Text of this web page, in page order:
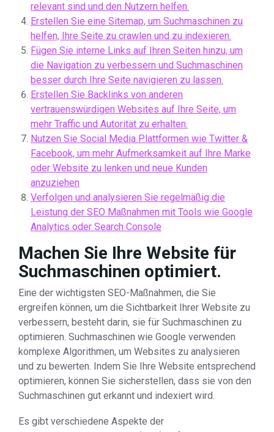
relevant sind und den Nutzern helfen.
Erstellen Sie eine Sitemap, um Suchmaschinen zu
helfen, Ihre Seite zu crawlen und zu indexieren.
Fügen Sie interne Links auf Ihren Seiten hinzu, um
die Navigation zu verbessern und Suchmaschinen
besser durch Ihre Seite navigieren zu lassen.
Erstellen Sie Backlinks von anderen
vertrauenswürdigen Websites auf Ihre Seite, um
mehr Traffic und Autorität zu erhalten.
Nutzen Sie Social Media Plattformen wie Twitter &
Facebook, um mehr Aufmerksamkeit auf Ihre Marke
oder Website zu lenken und neue Kunden
anzuziehen
Verfolgen und analysieren Sie regelmäßig die
Leistung der SEO Maßnahmen mit Tools wie Google
Analytics oder Search Console
Machen Sie Ihre Website für
Suchmaschinen optimiert.
Eine der wichtigsten SEO-Maßnahmen, die Sie
ergreifen können, um die Sichtbarkeit Ihrer Website zu
verbessern, besteht darin, sie für Suchmaschinen zu
optimieren. Suchmaschinen wie Google verwenden
komplexe Algorithmen, um Websites zu analysieren
und zu bewerten. Indem Sie Ihre Website entsprechend
optimieren, können Sie sicherstellen, dass sie von den
Suchmaschinen gut erkannt und indexiert wird.
Es gibt verschiedene Aspekte der